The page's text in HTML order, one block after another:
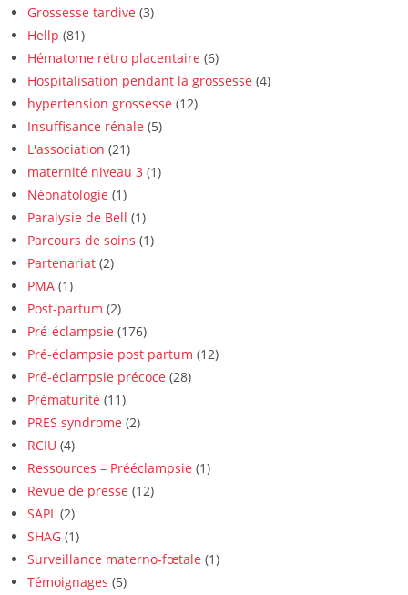
Grossesse tardive (3)
Hellp (81)
Hématome rétro placentaire (6)
Hospitalisation pendant la grossesse (4)
hypertension grossesse (12)
Insuffisance rénale (5)
L'association (21)
maternité niveau 3 (1)
Néonatologie (1)
Paralysie de Bell (1)
Parcours de soins (1)
Partenariat (2)
PMA (1)
Post-partum (2)
Pré-éclampsie (176)
Pré-éclampsie post partum (12)
Pré-éclampsie précoce (28)
Prématurité (11)
PRES syndrome (2)
RCIU (4)
Ressources – Prééclampsie (1)
Revue de presse (12)
SAPL (2)
SHAG (1)
Surveillance materno-fœtale (1)
Témoignages (5)